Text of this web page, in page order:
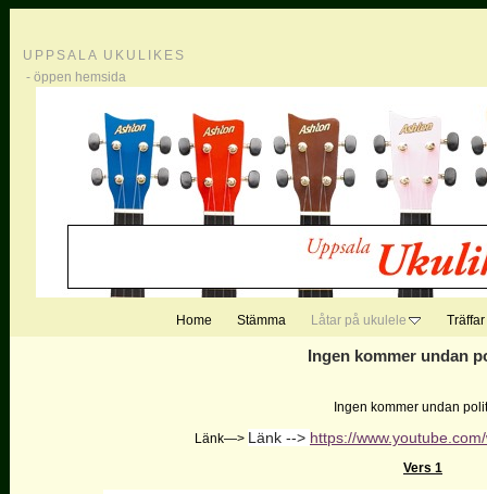
UPPSALA UKULIKES
- öppen hemsida
Home Stämma Låtar på ukulele Träffar
Ingen kommer undan
Ingen kommer undan
Länk—> Länk --> https://
Vers 1